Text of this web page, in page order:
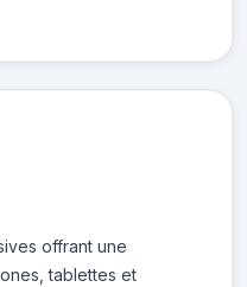
offrant une
tablettes et